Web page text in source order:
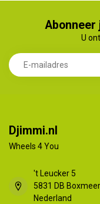
Abonneer
U
Djimmi.nl
Wheels 4 You
't Leucker 5
5831 DB Boxmeer
Nederland